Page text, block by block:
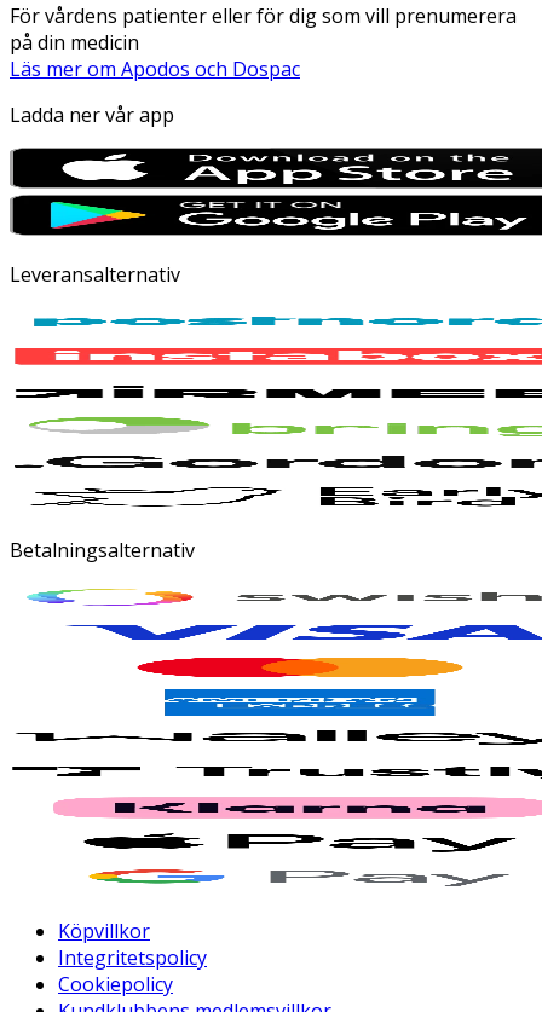
För vårdens patienter eller för dig som vill prenumerera
på din medicin
Läs mer om Apodos och Dospac
Ladda ner vår app
Leveransalternativ
Betalningsalternativ
Köpvillkor
Integritetspolicy
Cookiepolicy